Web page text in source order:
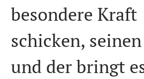
besondere Kraft
schicken,
und der bringt